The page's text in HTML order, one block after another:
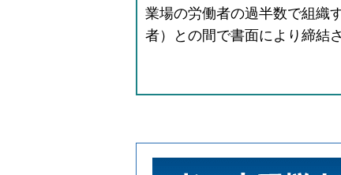
業場の労働者の過半数で組織
者）との間で書面により締結